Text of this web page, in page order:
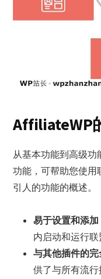
AffiliateWP
从基本功能到高级功
功能，可帮助您使用
引人的功能的概述。
易于设置和添加
内启动和运行联
与其他插件的
供了与所有流